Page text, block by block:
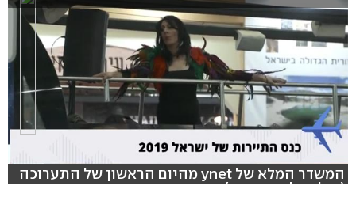
המשדר המלא של ynet מהיום הראשון של התערוכה
(צילום: לייב פוקוס)